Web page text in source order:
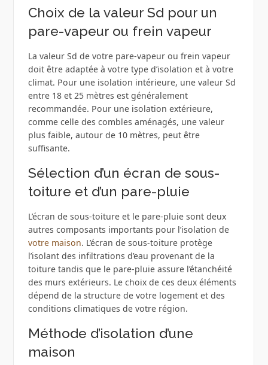
Choix de la valeur Sd pour un
pare-vapeur ou frein vapeur
La valeur Sd de votre pare-vapeur ou frein vapeur
doit être adaptée à votre type d’isolation et à votre
climat. Pour une isolation intérieure, une valeur Sd
entre 18 et 25 mètres est généralement
recommandée. Pour une isolation extérieure,
comme celle des combles aménagés, une valeur
plus faible, autour de 10 mètres, peut être
suffisante.
Sélection d’un écran de sous-
toiture et d’un pare-pluie
L’écran de sous-toiture et le pare-pluie sont deux
autres composants importants pour l’isolation de
votre maison. L’écran de sous-toiture protège
l’isolant des infiltrations d’eau provenant de la
toiture tandis que le pare-pluie assure l’étanchéité
des murs extérieurs. Le choix de ces deux éléments
dépend de la structure de votre logement et des
conditions climatiques de votre région.
Méthode d’isolation d’une
maison